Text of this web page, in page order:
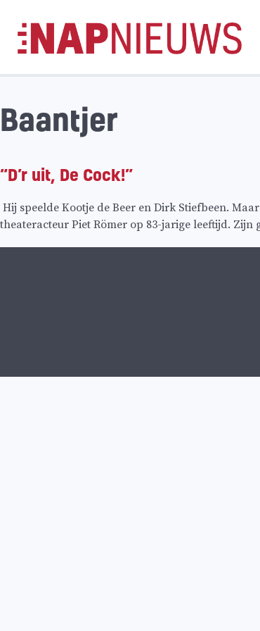
naar
inhoud
Baantjer
“D’r uit, De Cock!”
Hij speelde Kootje de Beer en Dirk Stiefbeen.
theateracteur Piet Römer op 83-jarige leeftijd.